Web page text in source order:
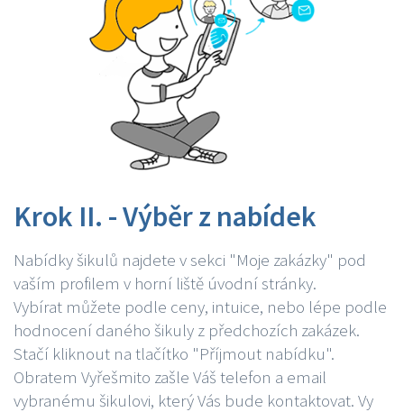
Krok II. - Výběr z nabídek
Nabídky šikulů najdete v sekci "Moje zakázky" pod
vaším profilem v horní liště úvodní stránky.
Vybírat můžete podle ceny, intuice, nebo lépe podle
hodnocení daného šikuly z předchozích zakázek.
Stačí kliknout na tlačítko "Příjmout nabídku".
Obratem Vyřešmito zašle Váš telefon a email
vybranému šikulovi, který Vás bude kontaktovat. Vy